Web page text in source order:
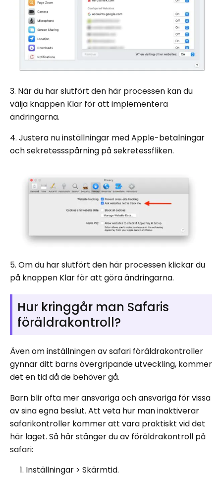
3. När du har slutfört den här processen kan du
välja knappen Klar för att implementera
ändringarna.
4. Justera nu inställningar med Apple-betalningar
och sekretessspårning på sekretessfliken.
5. Om du har slutfört den här processen klickar du
på knappen Klar för att göra ändringarna.
Hur kringgår man Safaris
föräldrakontroll?
Även om inställningen av safari föräldrakontroller
gynnar ditt barns övergripande utveckling, kommer
det en tid då de behöver gå.
Barn blir ofta mer ansvariga och ansvariga för vissa
av sina egna beslut. Att veta hur man inaktiverar
safarikontroller kommer att vara praktiskt vid det
här laget. Så här stänger du av föräldrakontroll på
safari:
Inställningar > Skärmtid.